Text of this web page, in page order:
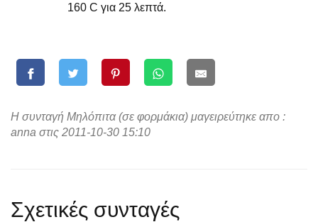
160 C για 25 λεπτά.
Η συνταγή Μηλόπιτα (σε φορμάκια) μαγειρεύτηκε απο :
anna στις 2011-10-30 15:10
Σχετικές συνταγές